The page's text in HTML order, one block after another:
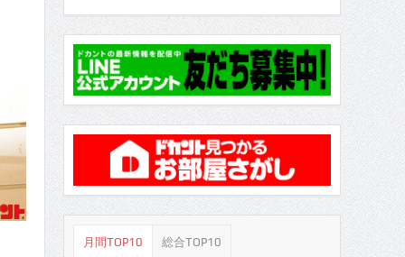
月間TOP10 総合TOP10